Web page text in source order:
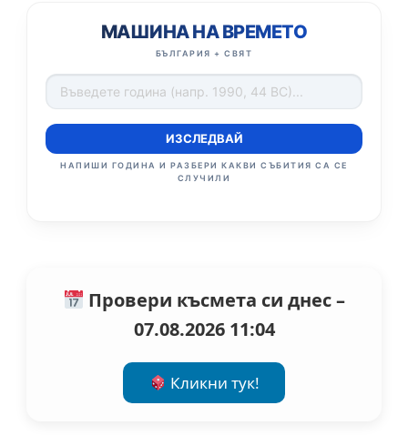
МАШИНА НА ВРЕМЕТО
БЪЛГАРИЯ + СВЯТ
ИЗСЛЕДВАЙ
НАПИШИ ГОДИНА И РАЗБЕРИ КАКВИ СЪБИТИЯ СА СЕ
СЛУЧИЛИ
Провери късмета си днес –
07.08.2026 11:04
Кликни тук!